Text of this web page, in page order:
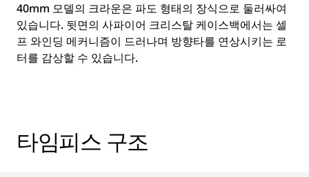
40mm 모델의 크라운은 파도 형태의 장식으로 둘러싸여
있습니다. 뒷면의 사파이어 크리스탈 케이스백에서는 셀
프 와인딩 메커니즘이 드러나며 방향타를 연상시키는 로
터를 감상할 수 있습니다.
타임피스 구조